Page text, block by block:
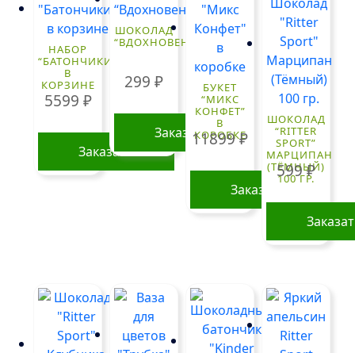
НАБОР
“БАТОНЧИКИ”
В
КОРЗИНЕ
5599 ₽
Заказать
ШОКОЛАД
“ВДОХНОВЕНИЕ”
299₽
Заказать
БУКЕТ
“МИКС
КОНФЕТ”
В
КОРОБКЕ
11899₽
Заказать
ШОКОЛАД
“RITTER
SPORT”
МАРЦИПАН
(ТЁМНЫЙ)
100 ГР.
599₽